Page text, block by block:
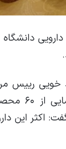
دانشگاه
خویی رییس
دارویی
اکثر این